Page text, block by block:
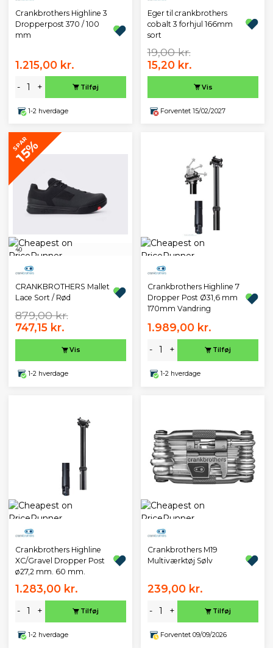
Crankbrothers Highline 3
Dropperpost 370 / 100
mm
1.215,00 kr.
- + Tilføj
1-2 hverdage
Eger til crankbrothers
cobalt 3 forhjul 166mm
sort
19,00 kr.
15,20 kr.
Vis
Forventet 15/02/2027
SPAR
15%
40
CRANKBROTHERS Mallet
Lace Sort / Rød
879,00 kr.
747,15 kr.
Vis
1-2 hverdage
Crankbrothers Highline 7
Dropper Post Ø31,6 mm
170mm Vandring
1.989,00 kr.
- + Tilføj
1-2 hverdage
Crankbrothers Highline
XC/Gravel Dropper Post
ø27,2 mm. 60 mm.
1.283,00 kr.
- + Tilføj
1-2 hverdage
Crankbrothers M19
Multiværktøj Sølv
239,00 kr.
- + Tilføj
Forventet 09/09/2026